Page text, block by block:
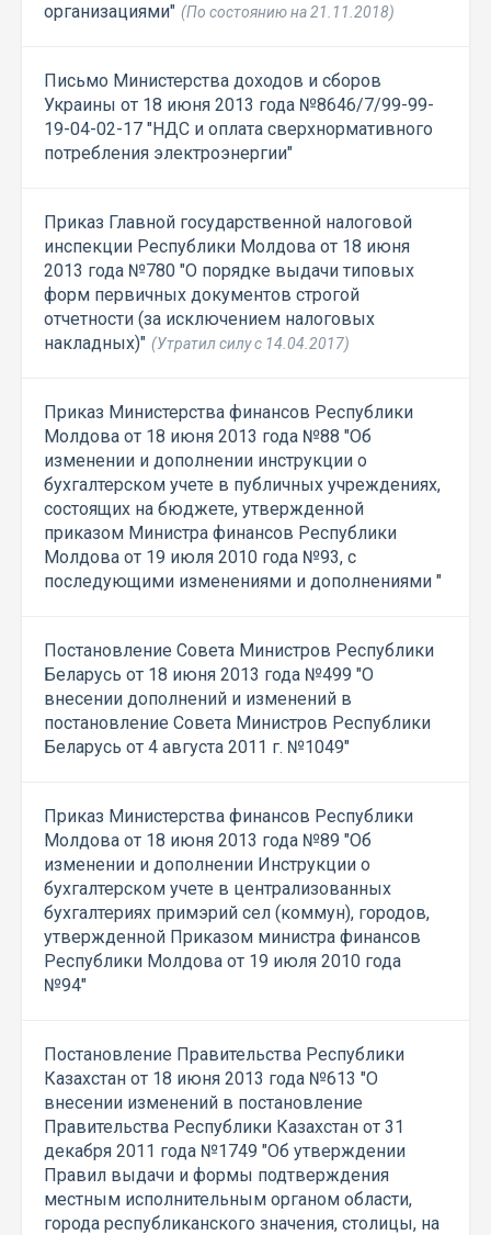
организациями" (По состоянию на 21.11.2018)
Письмо Министерства доходов и сборов
Украины от 18 июня 2013 года №8646/7/99-99-
19-04-02-17 "НДС и оплата сверхнормативного
потребления электроэнергии"
Приказ Главной государственной налоговой
инспекции Республики Молдова от 18 июня
2013 года №780 "О порядке выдачи типовых
форм первичных документов строгой
отчетности (за исключением налоговых
накладных)" (Утратил силу с 14.04.2017)
Приказ Министерства финансов Республики
Молдова от 18 июня 2013 года №88 "Об
изменении и дополнении инструкции о
бухгалтерском учете в публичных учреждениях,
состоящих на бюджете, утвержденной
приказом Министра финансов Республики
Молдова от 19 июля 2010 года №93, с
последующими изменениями и дополнениями "
Постановление Совета Министров Республики
Беларусь от 18 июня 2013 года №499 "О
внесении дополнений и изменений в
постановление Совета Министров Республики
Беларусь от 4 августа 2011 г. №1049"
Приказ Министерства финансов Республики
Молдова от 18 июня 2013 года №89 "Об
изменении и дополнении Инструкции о
бухгалтерском учете в централизованных
бухгалтериях примэрий сел (коммун), городов,
утвержденной Приказом министра финансов
Республики Молдова от 19 июля 2010 года
№94"
Постановление Правительства Республики
Казахстан от 18 июня 2013 года №613 "О
внесении изменений в постановление
Правительства Республики Казахстан от 31
декабря 2011 года №1749 "Об утверждении
Правил выдачи и формы подтверждения
местным исполнительным органом области,
города республиканского значения, столицы, на